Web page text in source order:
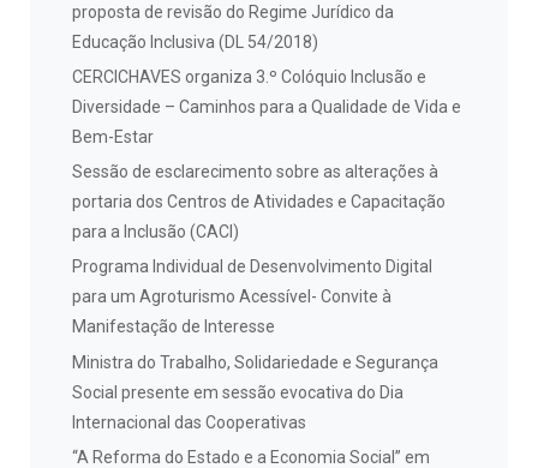
proposta de revisão do Regime Jurídico da
Educação Inclusiva (DL 54/2018)
CERCICHAVES organiza 3.º Colóquio Inclusão e
Diversidade – Caminhos para a Qualidade de Vida e
Bem-Estar
Sessão de esclarecimento sobre as alterações à
portaria dos Centros de Atividades e Capacitação
para a Inclusão (CACI)
Programa Individual de Desenvolvimento Digital
para um Agroturismo Acessível- Convite à
Manifestação de Interesse
Ministra do Trabalho, Solidariedade e Segurança
Social presente em sessão evocativa do Dia
Internacional das Cooperativas
“A Reforma do Estado e a Economia Social” em